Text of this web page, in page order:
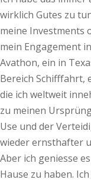
wirklich Gutes zu
meine Investments
mein Engagement
Avathon, ein in
Bereich Schifffahrt,
die ich weltweit
zu meinen
Use und der
wieder ernsthafter
Aber ich geniesse
Hause zu haben.